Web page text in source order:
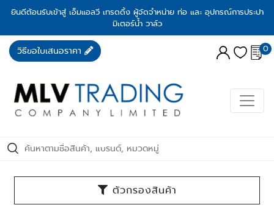
ยินดีต้อนรับเข้าสู่ เอ็มแอลวี เทรดดิ้ง ผู้จัดจำหน่าย ท่อ และ อุปกรณ์การประปา
มิเตอร์น้ำ วาล์ว
วิธีขอใบเสนอราคา 0
ตัวกรองสินค้า